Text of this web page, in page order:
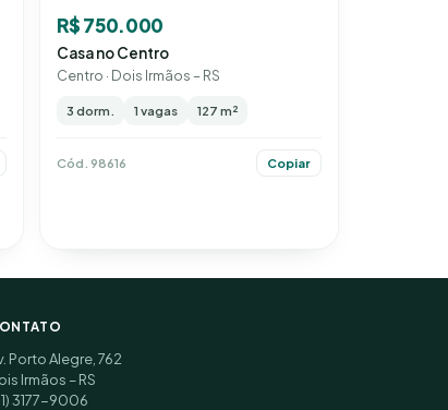
R$ 750.000
Casa no Centro
Centro · Dois Irmãos – RS
3 dorm. 1 vagas 127 m²
Cód. 98616 Copiar
Porto Alegre, 762
Irmãos – RS
3177-9006